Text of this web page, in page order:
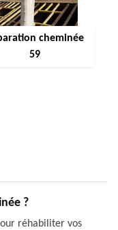
cheminée
59
?
réhabiliter vos